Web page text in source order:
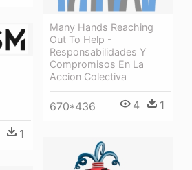
Many Hands Reaching
Out To Help -
Responsabilidades Y
Compromisos En La
Accion Colectiva
670*436 4 1
1